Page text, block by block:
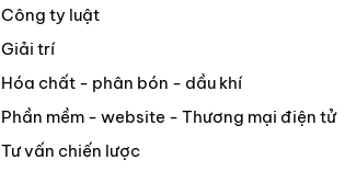
Công ty luật
Giải trí
Hóa chất - phân bón - dầu khí
Phần mềm - website - Thương mại điện tử
Tư vấn chiến lược